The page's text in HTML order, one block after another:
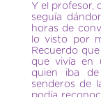
Y el profesor,
seguía
horas de
lo visto por
Recuerdo
que vivía en
quien iba
senderos de